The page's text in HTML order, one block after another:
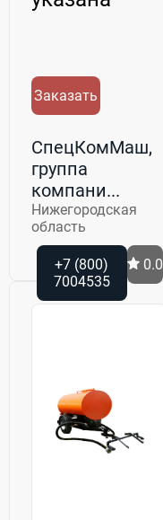
Заказать
СпецКомМаш,
группа
компани...
Нижегородская
область
+7 (800)
7004535
0.0